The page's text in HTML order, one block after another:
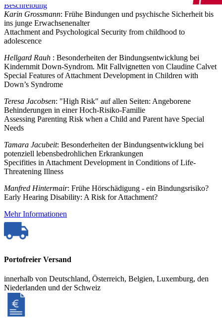
Beschreibung
Karin Grossmann: Frühe Bindungen und psychische Sicherheit bis
ins junge Erwachsenenalter
Attachment and Psychological Security from childhood to
adolescence
Hellgard Rauh : Besonderheiten der Bindungsentwicklung bei
Kindernmit Down-Syndrom. Mit Fallvignetten von Claudine Calvet
Special Features of Attachment Development in Children with
Down’s Syndrome
Teresa Jacobsen: "High Risk" auf allen Seiten: Angeborene
Behinderungen in einer Hoch-Risiko-Familie
Assessing Parenting Risk when a Child and Parent have Special
Needs
Tamara Jacubeit: Besonderheiten der Bindungsentwicklung bei
potenziell lebensbedrohlichen Erkrankungen
Specifities in Attachment Development in Conditions of Life-
Threatening Illness
Manfred Hintermair: Frühe Hörschädigung - ein Bindungsrisiko?
Early Hearing Disability: A Risk for Attachment?
Mehr Informationen
Portofreier Versand
innerhalb von Deutschland, Österreich, Belgien, Luxemburg, den
Niederlanden und der Schweiz